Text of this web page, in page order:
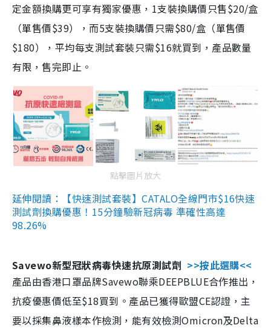
定金額換購更可享有獨家優惠，1支裝換購價只售$20/盒
（單售價$39），而5支裝換購價只需$80/盒（單售價
$180），平均每支測試套裝只需$16就買到，產品數量
有限，售完即止。
點擊圖片放大
延伸閱讀：【快速測試套裝】CATALO全線門市$16快速
測試劑換購優惠！15分鐘驗新冠病毒 準確性高達
98.26%
Savewo新型冠狀病毒快速抗原測試劑 >>按此選購<<
產品由香港口罩品牌Savewo聯乘DEEPBLUE合作推出，
抗疫優惠價低至$18買到。產品已獲得歐盟CE認證，主
要以採集鼻液樣本作檢測，能有效檢測Omicron及Delta